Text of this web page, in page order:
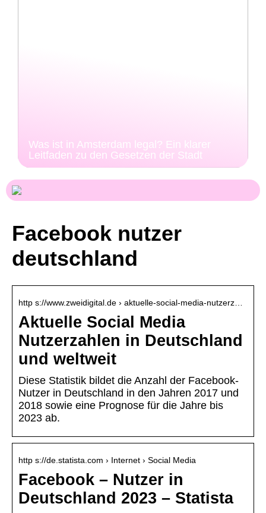
Was ist in Amsterdam legal? Ein klarer
Leitfaden zu den Gesetzen der Stadt
Facebook nutzer
deutschland
http s://www.zweidigital.de › aktuelle-social-media-nutzerz…
Aktuelle Social Media
Nutzerzahlen in Deutschland
und weltweit
Diese Statistik bildet die Anzahl der Facebook-
Nutzer in Deutschland in den Jahren 2017 und
2018 sowie eine Prognose für die Jahre bis
2023 ab.
http s://de.statista.com › Internet › Social Media
Facebook – Nutzer in
Deutschland 2023 – Statista